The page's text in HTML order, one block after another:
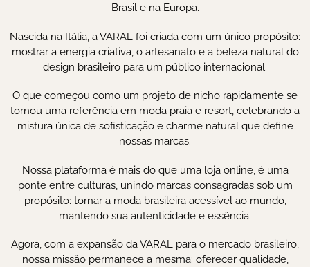
Brasil e na Europa.
Nascida na Itália, a VARAL foi criada com um único propósito:
mostrar a energia criativa, o artesanato e a beleza natural do
design brasileiro para um público internacional.
O que começou como um projeto de nicho rapidamente se
tornou uma referência em moda praia e resort, celebrando a
mistura única de sofisticação e charme natural que define
nossas marcas.
Nossa plataforma é mais do que uma loja online, é uma
ponte entre culturas, unindo marcas consagradas sob um
propósito: tornar a moda brasileira acessível ao mundo,
mantendo sua autenticidade e essência.
Agora, com a expansão da VARAL para o mercado brasileiro,
nossa missão permanece a mesma: oferecer qualidade,